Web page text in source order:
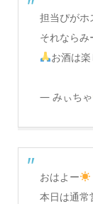
担当ぴがホ
それなら
お酒は
— みぃちゃ
おはよー
本日は通常